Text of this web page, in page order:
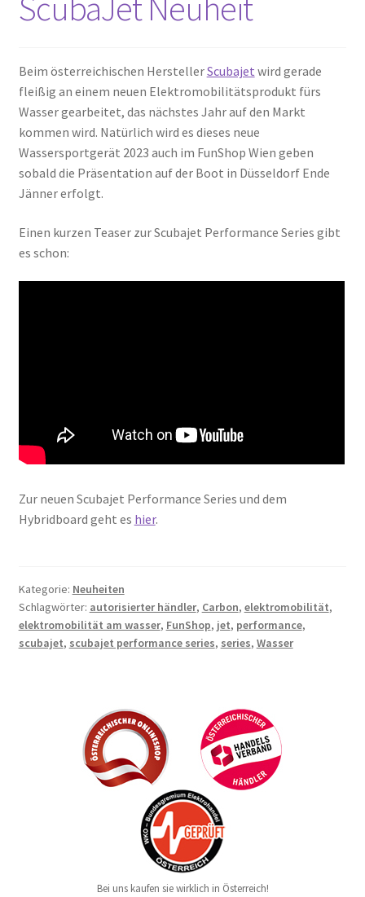
Beim österreichischen HerstellerScubajet wird gerade
fleißig an einem neuen Elektromobilitätsprodukt fürs
Wasser gearbeitet, das nächstes Jahr auf den Markt
kommen wird. Natürlich wird es dieses neue
Wassersportgerät 2023 auch im FunShop Wien geben
sobald die Präsentation auf der Boot in Düsseldorf Ende
Jänner erfolgt.
Einen kurzen Teaser zur Scubajet Performance Series gibt
es schon:
Zur neuen Scubajet Performance Series und dem
Hybridboard geht es hier.
Kategorie: Neuheiten
Schlagwörter: autorisierter händler, Carbon, elektromobilität,
elektromobilität am wasser, FunShop, jet, performance,
scubajet, scubajet performance series, series, Wasser
Bei uns kaufen sie wirklich in Österreich!